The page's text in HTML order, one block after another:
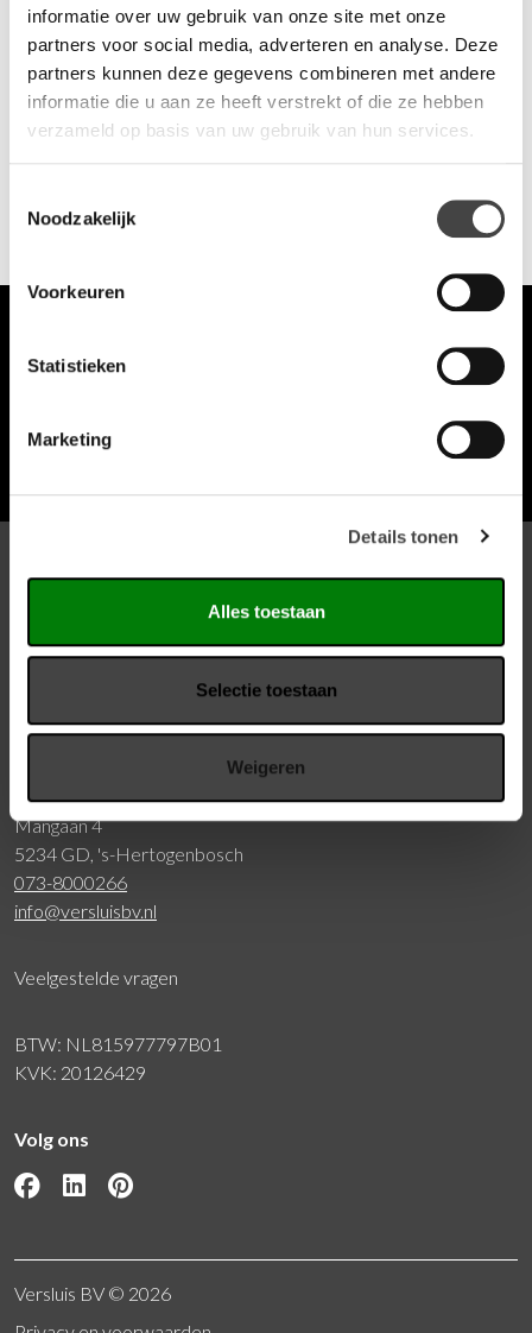
informatie over uw gebruik van onze site met onze
partners voor social media, adverteren en analyse. Deze
partners kunnen deze gegevens combineren met andere
informatie die u aan ze heeft verstrekt of die ze hebben
verzameld op basis van uw gebruik van hun services.
Noodzakelijk
Voorkeuren
Statistieken
Marketing
Details tonen
Alles toestaan
Selectie toestaan
Weigeren
Leveren jullie ook aan bedrijven en particulieren?
Hoe kom ik aan een kortingscode?
Wat is een vouchercode?
E-mailadres*
Klantenservice
Leveringsvoorwaarden
Mangaan 4
5234 GD, 's-Hertogenbosch
073-8000266
info@versluisbv.nl
Veelgestelde vragen
BTW: NL815977797B01
KVK: 20126429
Volg ons
Versluis BV © 2026